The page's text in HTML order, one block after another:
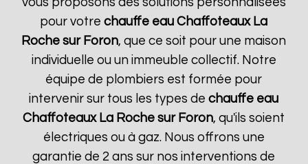
pour votrechauffe eau Chaffoteaux La
Roche sur Foron, que ce soit pour une maison
individuelle ou un immeuble collectif. Notre
équipe de plombiers est formée pour
intervenir sur tous les types dechauffe eau
Chaffoteaux La Roche sur Foron, qu'ils soient
électriques ou à gaz. Nous offrons une
garantie de 2 ans sur nos interventions de